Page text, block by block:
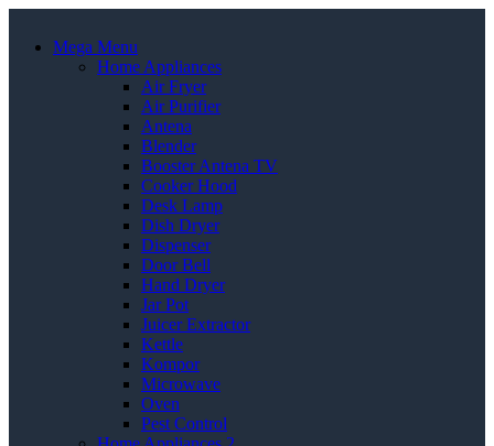
Mega Menu
Home Appliances
Air Fryer
Air Purifier
Antena
Blender
Booster Antena TV
Cooker Hood
Desk Lamp
Dish Dryer
Dispenser
Door Bell
Hand Dryer
Jar Pot
Juicer Extractor
Kettle
Kompor
Microwave
Oven
Pest Control